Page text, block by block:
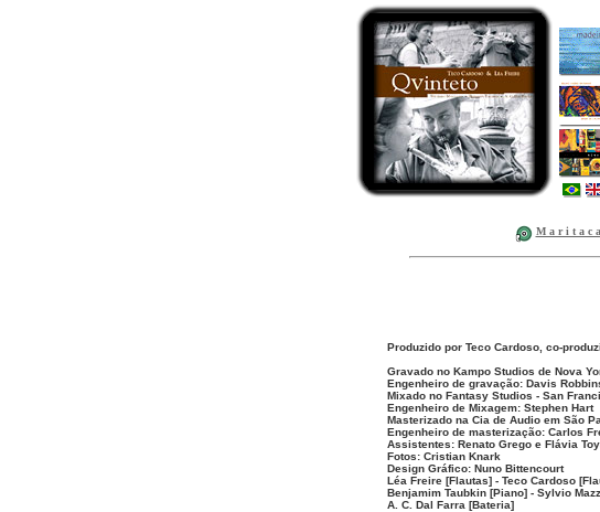
M a r i t a c a
Produzido por Teco Cardoso, co-
Gravado no Kampo Studios de Nova
Engenheiro de gravação: Davis
Mixado no Fantasy Studios - San
Engenheiro de Mixagem: Stephen Hart
Masterizado na Cia de Audio em São
Engenheiro de masterização: Carlos
Assistentes: Renato Grego e Flávia
Fotos: Cristian Knark
Design Gráfico: Nuno Bittencourt
Léa Freire [Flautas] - Teco Cardoso
Benjamim Taubkin [Piano] - Sylvio
A. C. Dal Farra [Bateria]